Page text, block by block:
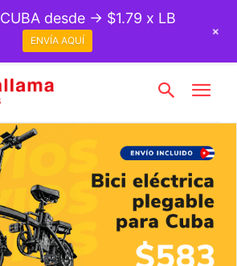
desde → $1.79 x LB
ENVÍA AQUÍ
+